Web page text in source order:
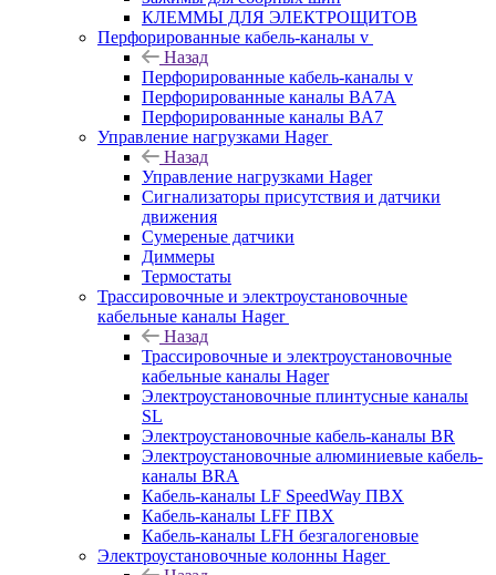
КЛЕММЫ ДЛЯ ЭЛЕКТРОЩИТОВ
Перфорированные кабель-каналы v
Назад
Перфорированные кабель-каналы v
Перфорированные каналы BA7A
Перфорированные каналы BA7
Управление нагрузками Hager
Назад
Управление нагрузками Hager
Сигнализаторы присутствия и датчики
движения
Сумереные датчики
Диммеры
Термостаты
Трассировочные и электроустановочные
кабельные каналы Hager
Назад
Трассировочные и электроустановочные
кабельные каналы Hager
Электроустановочные плинтусные каналы
SL
Электроустановочные кабель-каналы BR
Электроустановочные алюминиевые кабель-
каналы BRA
Кабель-каналы LF SpeedWay ПВХ
Кабель-каналы LFF ПВХ
Кабель-каналы LFH безгалогеновые
Электроустановочные колонны Hager